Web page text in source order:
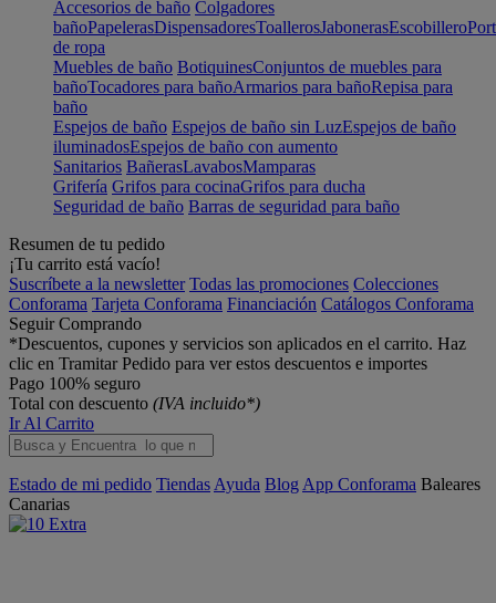
Accesorios de baño Colgadores
bañoPapelerasDispensadoresToallerosJabonerasEscobillero
de ropa
Muebles de baño BotiquinesConjuntos de muebles para
bañoTocadores para bañoArmarios para bañoRepisa para
baño
Espejos de baño Espejos de baño sin LuzEspejos de baño
iluminadosEspejos de baño con aumento
Sanitarios BañerasLavabosMamparas
Grifería Grifos para cocinaGrifos para ducha
Seguridad de baño Barras de seguridad para baño
Resumen de tu pedido
¡Tu carrito está vacío!
Suscríbete a la newsletter Todas las promociones Colecciones
Conforama Tarjeta Conforama Financiación Catálogos Conforama
Seguir Comprando
*Descuentos, cupones y servicios son aplicados en el carrito. Haz
clic en Tramitar Pedido para ver estos descuentos e importes
Pago 100% seguro
Total con descuento (IVA incluido*)
Ir Al Carrito
Estado de mi pedido Tiendas Ayuda Blog App Conforama Baleares
Canarias